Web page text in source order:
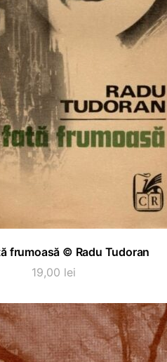
ADAUGĂ ÎN COȘ
frumoasă © Radu Tudoran
19,00 lei